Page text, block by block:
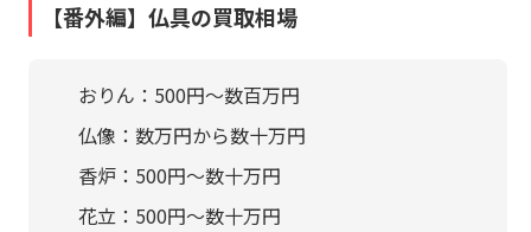
【番外編】仏具の買取相場
おりん：500円〜数百万円
仏像：数万円から数十万円
香炉：500円〜数十万円
花立 ：500円～数十万円